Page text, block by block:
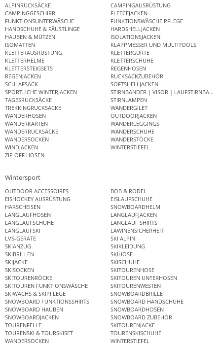
ALPINRUCKSÄCKE
CAMPINGAUSRÜSTUNG
CAMPINGGESCHIRR
FLEECEJACKEN
FUNKTIONSUNTERWÄSCHE
FUNKTIONSWÄSCHE PFLEGE
HANDSCHUHE & FÄUSTLINGE
HARDSHELLJACKEN
HAUBEN & MÜTZEN
ISOLATIONSJACKEN
ISOMATTEN
KLAPPMESSER UND MULTITOOLS
KLETTERAUSRÜSTUNG
KLETTERGURTE
KLETTERHELME
KLETTERSCHUHE
KLETTERSTEIGSETS
REGENHOSEN
REGENJACKEN
RUCKSACKZUBEHÖR
SCHLAFSACK
SOFTSHELLJACKEN
SPORTLICHE WINTERJACKEN
STIRNBÄNDER | VISOR | LAUFSTIRNBAND
TAGESRUCKSÄCKE
STIRNLAMPEN
TREKKINGRUCKSÄCKE
WANDERGILET
WANDERHOSEN
OUTDOORJACKEN
WANDERKARTEN
WANDERLEGGINGS
WANDERRUCKSÄCKE
WANDERSCHUHE
WANDERSOCKEN
WANDERSTÖCKE
WINDJACKEN
WINTERSTIEFEL
ZIP OFF HOSEN
Wintersport
OUTDOOR ACCESSOIRES
BOB & RODEL
EISHOCKEY AUSRÜSTUNG
EISLAUFSCHUHE
HARSCHEISEN
SNOWBOARDHELM
LANGLAUFHOSEN
LANGLAUFJACKEN
LANGLAUFSCHUHE
LANGLAUF SHIRTS
LANGLAUFSKI
LAWINENSICHERHEIT
LVS-GERÄTE
SKI ALPIN
SKIANZUG
SKIKLEIDUNG
SKIBRILLEN
SKIHOSE
SKIJACKE
SKISCHUHE
SKISOCKEN
SKITOURENHOSE
SKITOURENRÖCKE
SKITOUREN UNTERHOSEN
SKITOUREN FUNKTIONSWÄSCHE
SKITOURENWESTEN
SKIWACHS & SKIPFLEGE
SNOWBOARDBRILLE
SNOWBOARD FUNKTIONSSHIRTS
SNOWBOARD HANDSCHUHE
SNOWBOARD HAUBEN
SNOWBOARDHOSEN
SNOWBOARDJACKEN
SNOWBOARD ZUBEHÖR
TOURENFELLE
SKITOURENJACKE
TOURENSKI & TOURSKISET
TOURENSKISCHUHE
WANDERSOCKEN
WINTERSTIEFEL